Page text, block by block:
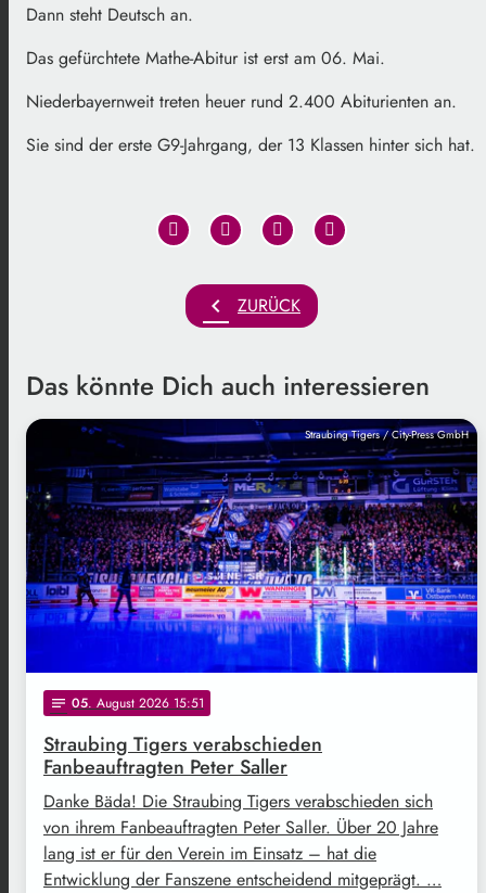
Dann steht Deutsch an.
Das gefürchtete Mathe-Abitur ist erst am 06. Mai.
Niederbayernweit treten heuer rund 2.400 Abiturienten an.
Sie sind der erste G9-Jahrgang, der 13 Klassen hinter sich hat.
chevron_left ZURÜCK
Das könnte Dich auch interessieren
Straubing Tigers / City-Press GmbH
notes 05. August 2026 15:51
Straubing Tigers verabschieden
Fanbeauftragten Peter Saller
Danke Bäda! Die Straubing Tigers verabschieden sich
von ihrem Fanbeauftragten Peter Saller. Über 20 Jahre
lang ist er für den Verein im Einsatz – hat die
Entwicklung der Fanszene entscheidend mitgeprägt. …